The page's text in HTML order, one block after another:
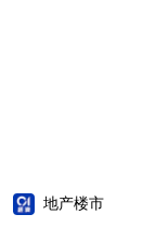
地产楼市